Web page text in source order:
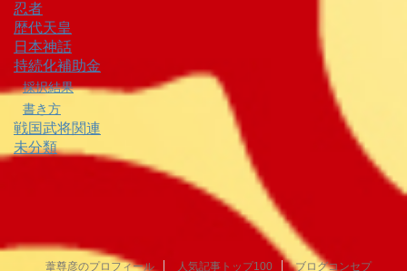
忍者
歴代天皇
日本神話
持続化補助金
採択結果
書き方
戦国武将関連
未分類
葦尊彦のプロフィール 人気記事トップ100 ブログコンセプ